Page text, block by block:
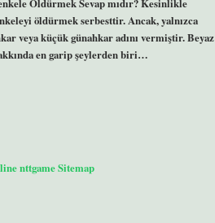
öldürmek serbesttir. Ancak, yalnızca
veya küçük günahkar adını vermiştir. Beyaz
en garip şeylerden biri…
nttgameSitemap